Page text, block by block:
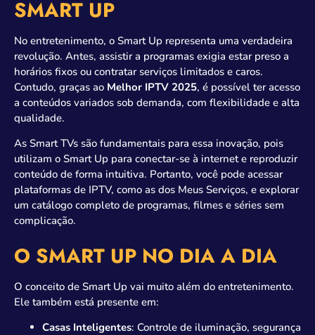
SMART UP
No entretenimento, o Smart Up representa uma verdadeira
revolução. Antes, assistir a programas exigia estar preso a
horários fixos ou contratar serviços limitados e caros.
Contudo, graças ao Melhor IPTV 2025, é possível ter acesso
a conteúdos variados sob demanda, com flexibilidade e alta
qualidade.
As Smart TVs são fundamentais para essa inovação, pois
utilizam o Smart Up para conectar-se à internet e reproduzir
conteúdo de forma intuitiva. Portanto, você pode acessar
plataformas de IPTV, como as dos Meus Serviços, e explorar
um catálogo completo de programas, filmes e séries sem
complicação.
O SMART UP NO DIA A DIA
O conceito de Smart Up vai muito além do entretenimento.
Ele também está presente em:
Casas Inteligentes: Controle de iluminação, segurança